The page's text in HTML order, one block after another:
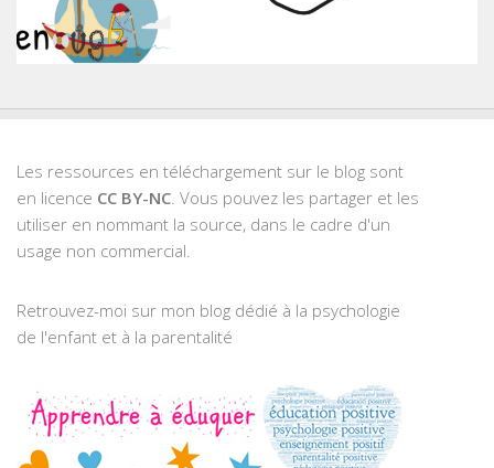
Les ressources en téléchargement sur le blog sont
en licence CC BY-NC. Vous pouvez les partager et les
utiliser en nommant la source, dans le cadre d'un
usage non commercial.
Retrouvez-moi sur mon blog dédié à la psychologie
de l'enfant et à la parentalité